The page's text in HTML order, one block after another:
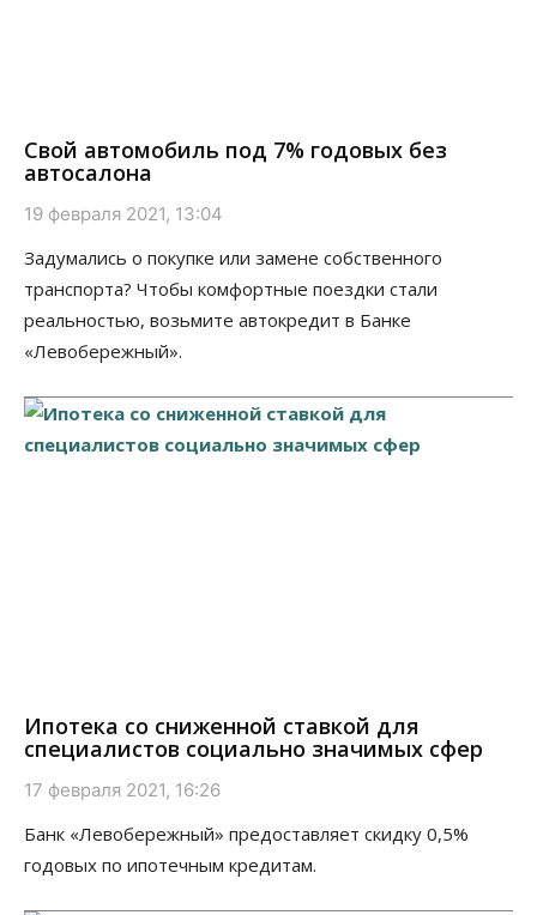
Свой автомобиль под 7% годовых без
автосалона
19 февраля 2021, 13:04
Задумались о покупке или замене собственного
транспорта? Чтобы комфортные поездки стали
реальностью, возьмите автокредит в Банке
«Левобережный».
Ипотека со сниженной ставкой для
специалистов социально значимых сфер
17 февраля 2021, 16:26
Банк «Левобережный» предоставляет скидку 0,5%
годовых по ипотечным кредитам.